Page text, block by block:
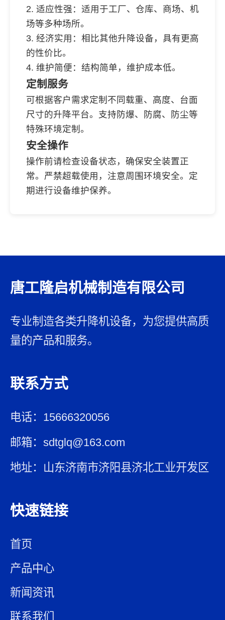
2. 适应性强：适用于工厂、仓库、商场、机
场等多种场所。
3. 经济实用：相比其他升降设备，具有更高
的性价比。
4. 维护简便：结构简单，维护成本低。
定制服务
可根据客户需求定制不同载重、高度、台面
尺寸的升降平台。支持防爆、防腐、防尘等
特殊环境定制。
安全操作
操作前请检查设备状态，确保安全装置正
常。严禁超载使用，注意周围环境安全。定
期进行设备维护保养。
唐工隆启机械制造有限公司
专业制造各类升降机设备，为您提供高质
量的产品和服务。
联系方式
电话：15666320056
邮箱：sdtglq@163.com
地址：山东济南市济阳县济北工业开发区
快速链接
首页
产品中心
新闻资讯
联系我们